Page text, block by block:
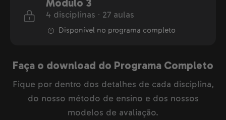
Módulo 3
4 disciplinas ∙ 27 aulas
Disponível no programa completo
Faça o download do Programa Completo
Fique por dentro dos detalhes de cada disciplina,
do nosso método de ensino e dos nossos
modelos de avaliação.